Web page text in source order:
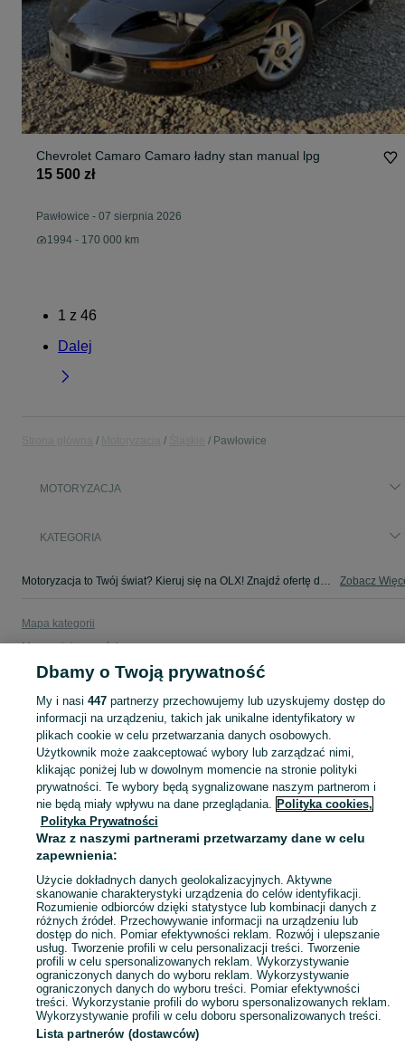
Chevrolet Camaro Camaro ładny stan manual lpg
15 500 zł
Pawłowice - 07 sierpnia 2026
1994 - 170 000 km
1 z 46
Dalej
Pawłowice
MOTORYZACJA
KATEGORIA
Motoryzacja to Twój świat? Kieruj się na OLX! Znajdź ofertę dla siebie w kategorii Motoryzacja na OLX - Pawłowice i okolice! Zobacz
Mapa kategorii
Mapa miejscowości
Mapa ministron
Popularne wyszukiwania
Dbamy o Twoją prywatność
My i nasi 447partnerzy przechowujemy lub uzyskujemy dostęp do
informacji na urządzeniu, takich jak unikalne identyfikatory w
plikach cookie w celu przetwarzania danych osobowych.
Użytkownik może zaakceptować wybory lub zarządzać nimi,
klikając poniżej lub w dowolnym momencie na stronie polityki
prywatności. Te wybory będą sygnalizowane naszym partnerom i
nie będą miały wpływu na dane przeglądania. Polityka cookies,
Polityka Prywatności
Wraz z naszymi partnerami przetwarzamy dane w celu
zapewnienia:
Użycie dokładnych danych geolokalizacyjnych. Aktywne
skanowanie charakterystyki urządzenia do celów identyfikacji.
Rozumienie odbiorców dzięki statystyce lub kombinacji danych z
różnych źródeł. Przechowywanie informacji na urządzeniu lub
dostęp do nich. Pomiar efektywności reklam. Rozwój i ulepszanie
usług. Tworzenie profili w celu personalizacji treści. Tworzenie
profili w celu spersonalizowanych reklam. Wykorzystywanie
ograniczonych danych do wyboru reklam. Wykorzystywanie
ograniczonych danych do wyboru treści. Pomiar efektywności
treści. Wykorzystanie profili do wyboru spersonalizowanych reklam.
Wykorzystywanie profili w celu doboru spersonalizowanych treści.
Lista partnerów (dostawców)